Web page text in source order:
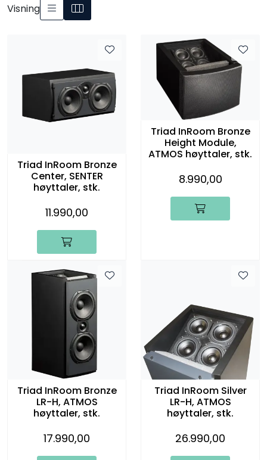
Visning
Triad InRoom Bronze
Center, SENTER
høyttaler, stk.
11.990,00
Triad InRoom Bronze
Height Module,
ATMOS høyttaler, stk.
8.990,00
Triad InRoom Bronze
LR-H, ATMOS
høyttaler, stk.
17.990,00
Triad InRoom Silver
LR-H, ATMOS
høyttaler, stk.
26.990,00